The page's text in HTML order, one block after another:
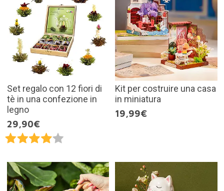
Set regalo con 12 fiori di
tè in una confezione in
legno
29,90€
Kit per costruire una casa
in miniatura
19,99€